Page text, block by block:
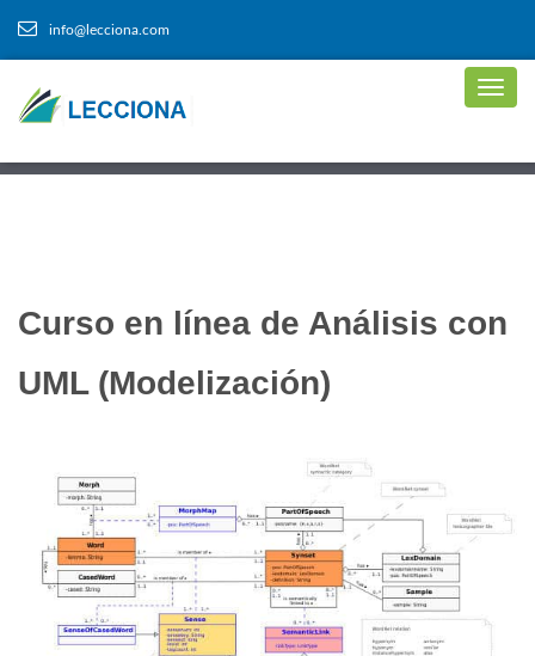
info@lecciona.com
Curso en línea de Análisis con
UML (Modelización)